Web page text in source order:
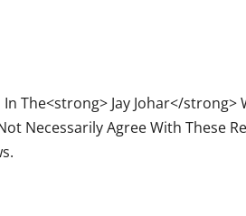
The<strong> Jay Johar</strong>
Necessarily Agree With These